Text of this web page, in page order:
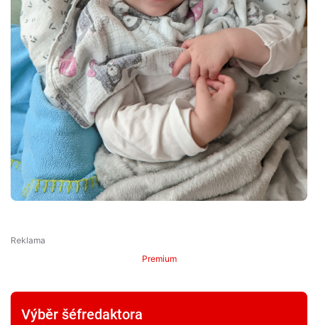
Premium
Výběr šéfredaktora